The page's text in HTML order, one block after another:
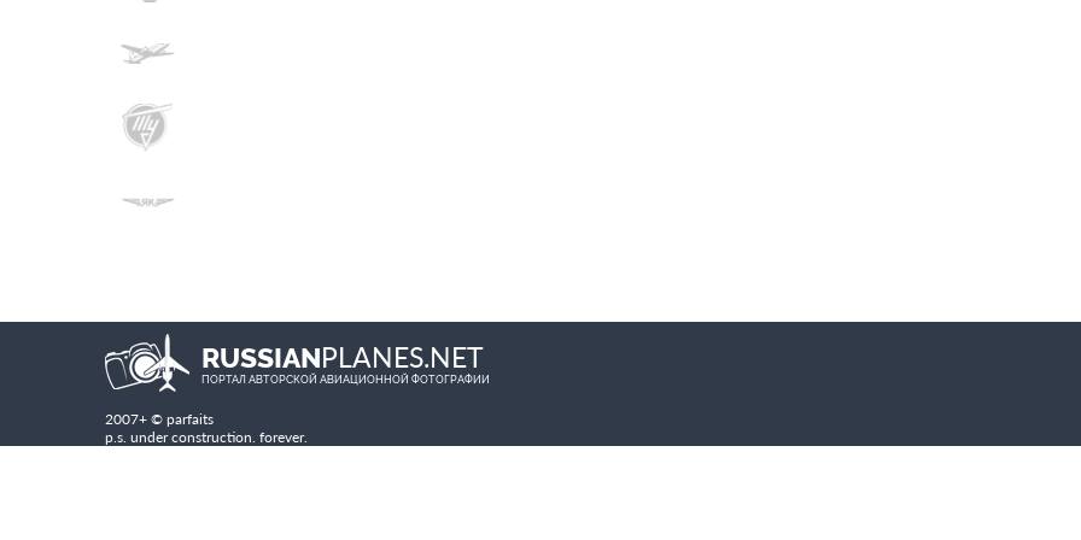
RUSSIANPLANES.NET
ПОРТАЛ АВТОРСКОЙ АВИАЦИОННОЙ ФОТОГРАФИИ
2007+ © parfaits
p.s. under construction. forever.